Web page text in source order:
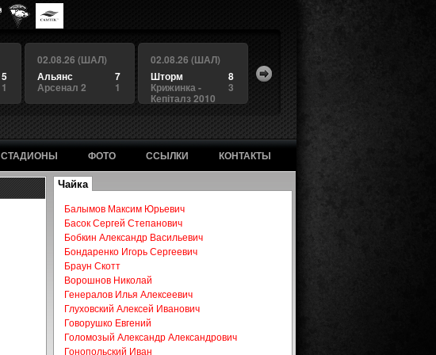
5
1
02.08.26 (ШАЛ)
7
Альянс
1
Арсенал 2
02.08.26 (ШАЛ)
8
Шторм
3
Крижинка -
Кепіталз 2010
СТАДИОНЫ ФОТО ССЫЛКИ КОНТАКТЫ
Чайка
Балымов Максим Юрьевич
Басок Сергей Степанович
Бобкин Александр Васильевич
Бондаренко Игорь Сергеевич
Браун Скотт
Ворошнов Николай
Генералов Илья Алексеевич
Глуховский Алексей Иванович
Говорушко Евгений
Голомозый Александр Александрович
Гонопольский Иван